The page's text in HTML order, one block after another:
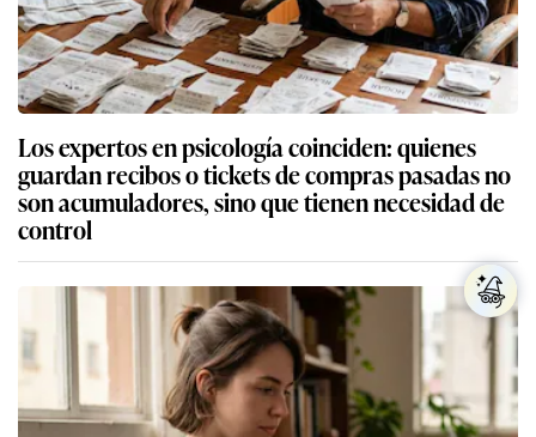
Los expertos en psicología coinciden: quienes
guardan recibos o tickets de compras pasadas no
son acumuladores, sino que tienen necesidad de
control